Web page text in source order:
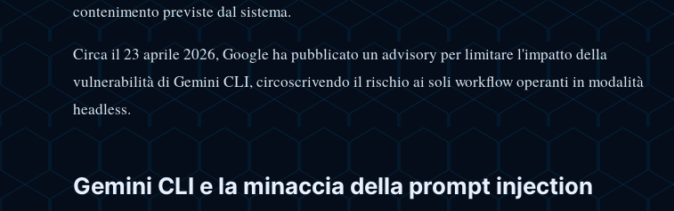
contenimento previste dal sistema.
Circa il 23 aprile 2026, Google ha pubblicato un advisory per limitare l'impatto della
vulnerabilità di Gemini CLI, circoscrivendo il rischio ai soli workflow operanti in modalità
headless.
Gemini CLI e la minaccia della prompt injection